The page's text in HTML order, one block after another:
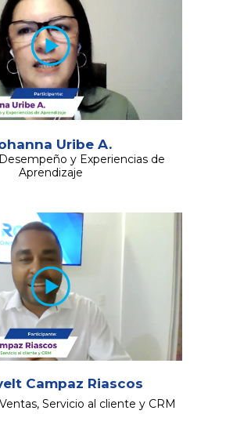
Uribe A.
y Experiencias de
Aprendizaje
Campaz Riascos
Servicio al cliente y CRM